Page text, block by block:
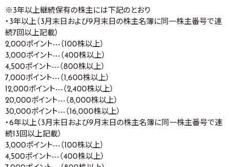
※3年以上継続保有の株主には下記のとおり
・3年以上（3月末日および9月末日の株主名簿に同一株主番号で連
続7回以上記載）
2,000ポイント---（100株以上）
3,000ポイント---（400株以上）
4,500ポイント---（800株以上）
7,000ポイント---（1,600株以上）
12,000ポイント---（2,400株以上）
20,000ポイント---（8,000株以上）
30,000ポイント---（16,000株以上）
・6年以上（3月末日および9月末日の株主名簿に同一株主番号で連
続13回以上記載）
3,000ポイント---（100株以上）
4,500ポイント---（400株以上）